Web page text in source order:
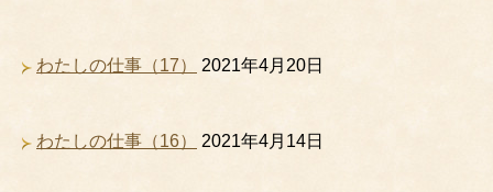
わたしの仕事（17） 2021年4月20日
わたしの仕事（16） 2021年4月14日